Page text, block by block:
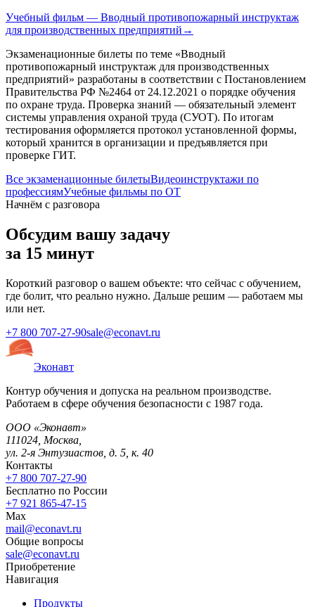
Учебный фильм — Вводный противопожарный инструктаж
для производственных предприятий →
Экзаменационные билеты по теме «Вводный
противопожарный инструктаж для производственных
предприятий» разработаны в соответствии с Постановлением
Правительства РФ №2464 от 24.12.2021 о порядке обучения
по охране труда. Проверка знаний — обязательный элемент
системы управления охраной труда (СУОТ). По итогам
тестирования оформляется протокол установленной формы,
который хранится в организации и предъявляется при
проверке ГИТ.
Все экзаменационные билетыВидеоинструктажи по
профессиямУчебные фильмы по ОТ
Начнём с разговора
Обсудим вашу задачу
за 15 минут
Короткий разговор о вашем объекте: что сейчас с обучением,
где болит, что реально нужно. Дальше решим — работаем мы
или нет.
+7 800 707-27-90sale@econavt.ru
Эконавт
Контур обучения и допуска на реальном производстве.
Работаем в сфере обучения безопасности с 1987 года.
ООО «Эконавт»
111024 Москва
ул. 2-я Энтузиастов, д. 5, к. 40
Контакты
+7 800 707-27-90
Бесплатно по России
+7 921 865-47-15
Max
mail@econavt.ru
Общие вопросы
sale@econavt.ru
Приобретение
Навигация
Продукты